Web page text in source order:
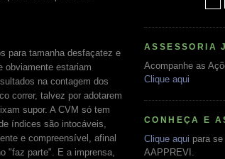
para tamanha desfaçatez e
obviamente estariam
na contagem dos
correr, talvez por adotarem
supor. A CVM só tem
índices são intocáveis,
e compreensível, afinal
"faz parte". E a imprensa,
ASSESSORIA
Acompanhe as
Clique aqui
CONHEÇA E
Clique aqui para
AAPPREVI.